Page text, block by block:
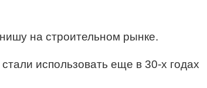
на строительном рынке.
использовать еще в 30-х годах